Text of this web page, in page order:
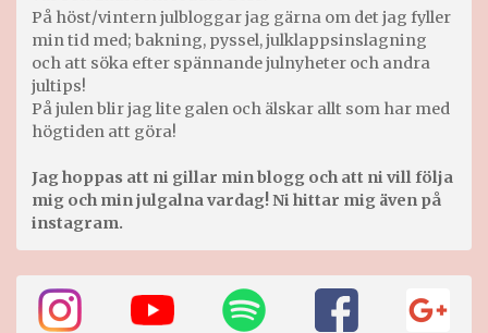
På höst/vintern julbloggar jag gärna om det jag fyller
min tid med; bakning, pyssel, julklappsinslagning
och att söka efter spännande julnyheter och andra
jultips!
På julen blir jag lite galen och älskar allt som har med
högtiden att göra!
Jag hoppas att ni gillar min blogg och att ni vill följa
mig och min julgalna vardag! Ni hittar mig även på
instagram.